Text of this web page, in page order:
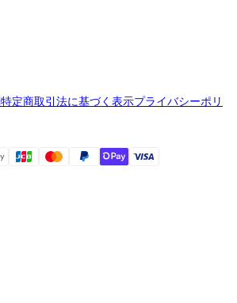
特定商取引法に基づく表示プライバシーポリ